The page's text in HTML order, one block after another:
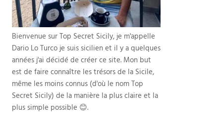
Bienvenue sur Top Secret Sicily, je m'appelle
Dario Lo Turco je suis sicilien et il y a quelques
années j'ai décidé de créer ce site. Mon but
est de faire connaître les trésors de la Sicile,
même les moins connus (d'où le nom Top
Secret Sicily) de la manière la plus claire et la
plus simple possible 😊.